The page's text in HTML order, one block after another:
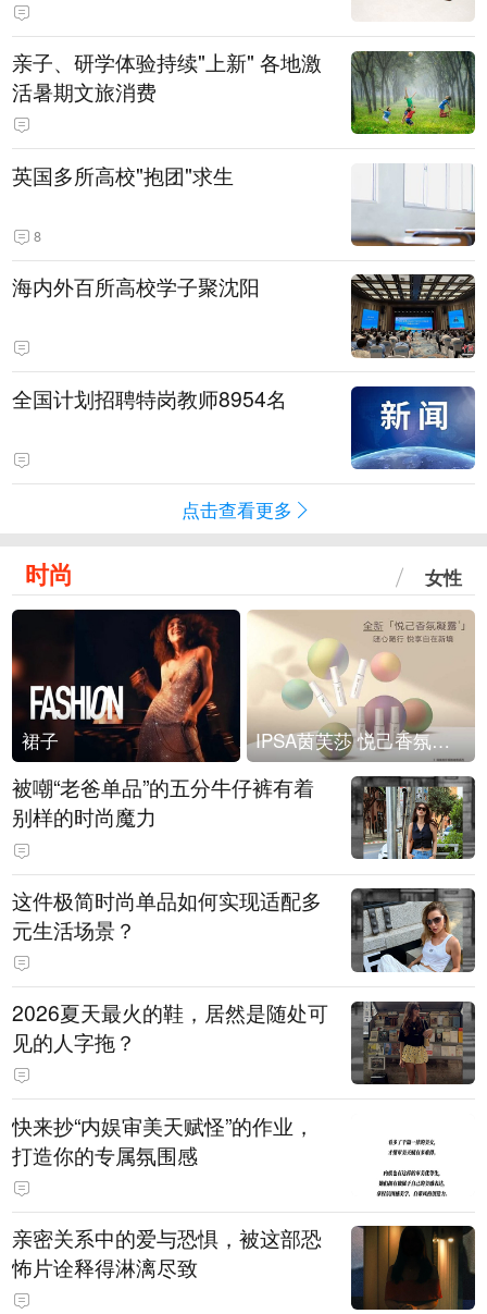
亲子、研学体验持续"上新" 各地激
活暑期文旅消费
英国多所高校"抱团"求生
8
海内外百所高校学子聚沈阳
全国计划招聘特岗教师8954名
点击查看更多
时尚 女性
裙子 IPSA茵芙莎 悦己香氛凝露上市
被嘲“老爸单品”的五分牛仔裤有着
别样的时尚魔力
这件极简时尚单品如何实现适配多
元生活场景？
2026夏天最火的鞋，居然是随处可
见的人字拖？
快来抄“内娱审美天赋怪”的作业，
打造你的专属氛围感
亲密关系中的爱与恐惧，被这部恐
怖片诠释得淋漓尽致